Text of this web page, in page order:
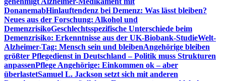
DonanemabHinlauftendenz bei Demenz: Was lässt bleiben?
Neues aus der Forschung: Alkohol und
DemenzrisikoGeschlechtsspezifische Unterschiede beim
Demenzrisiko: Erkenntnisse aus der UK-Biobank-StudieWelt-
Alzheimer-Tag: Mensch sein und bleibenAngehörige bleiben
größter Pflegedienst in Deutschland – Politik muss Strukturen
anpassenPflege Angehörige: Einkommen ok – aber
überlastetSamuel L. Jackson setzt sich mit anderen